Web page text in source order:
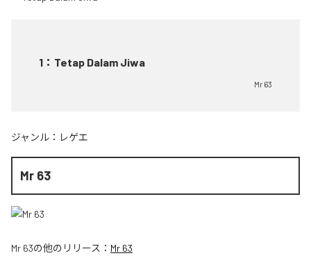
1 ： Tetap Dalam Jiwa
Mr 63
ジャンル： レゲエ
Mr 63
Mr 63の他のリリース： Mr 63